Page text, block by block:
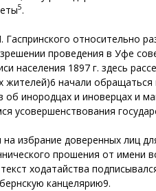
5.
Гаспринского относительно
проведения в Уфе
населения 1897 г. здесь
начали обращаться
об инородцах и иноверцах и
усовершенствования
избрание доверенных лиц
прошения от имени
ходатайства
канцелярию9.